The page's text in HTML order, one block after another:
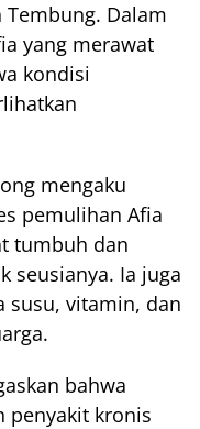
Dalam
yang merawat
kondisi
mengaku
pemulihan Afia
tumbuh dan
seusianya. Ia juga
susu, vitamin, dan
bahwa
penyakit kronis